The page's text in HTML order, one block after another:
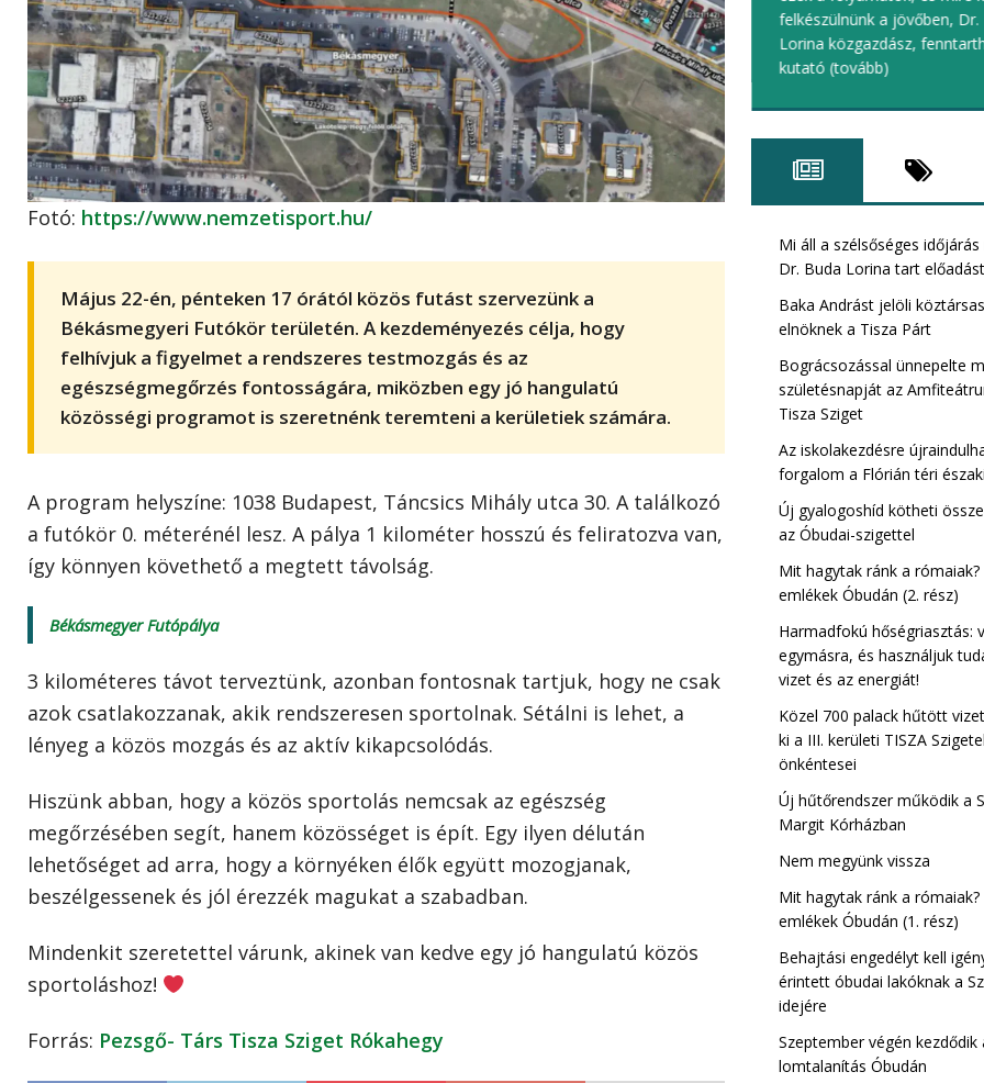
Fotó: https://www.nemzetisport.hu/
Május 22-én, pénteken 17 órától közös futást szervezünk a
Békásmegyeri Futókör területén. A kezdeményezés célja, hogy
felhívjuk a figyelmet a rendszeres testmozgás és az
egészségmegőrzés fontosságára, miközben egy jó hangulatú
közösségi programot is szeretnénk teremteni a kerületiek számára.
A program helyszíne: 1038 Budapest, Táncsics Mihály utca 30. A találkozó
a futókör 0. méterénél lesz. A pálya 1 kilométer hosszú és feliratozva van,
így könnyen követhető a megtett távolság.
Békásmegyer Futópálya
3 kilométeres távot terveztünk, azonban fontosnak tartjuk, hogy ne csak
azok csatlakozzanak, akik rendszeresen sportolnak. Sétálni is lehet, a
lényeg a közös mozgás és az aktív kikapcsolódás.
Hiszünk abban, hogy a közös sportolás nemcsak az egészség
megőrzésében segít, hanem közösséget is épít. Egy ilyen délután
lehetőséget ad arra, hogy a környéken élők együtt mozogjanak,
beszélgessenek és jól érezzék magukat a szabadban.
Mindenkit szeretettel várunk, akinek van kedve egy jó hangulatú közös
sportoláshoz!
Forrás: Pezsgő- Társ Tisza Sziget Rókahegy
egyeztetett dokumentációt a tervek
szerint heteken belül(tovább)
felkészülnünk a jövőben, Dr.
Lorina közgazdász,
kutató (tovább)
Mi áll a szélsőséges
Dr. Buda Lorina tart
Baka Andrást jelöli
elnöknek a Tisza Párt
Bográcsozással ünnepelte
születésnapját az
Tisza Sziget
Az iskolakezdésre
forgalom a Flórián téri
Új gyalogoshíd kötheti
az Óbudai-szigettel
Mit hagytak ránk a rómaiak?
emlékek Óbudán (2. rész)
Harmadfokú hőségriasztás:
egymásra, és használjuk
vizet és az energiát!
Közel 700 palack hűtött
ki a III. kerületi TISZA
önkéntesei
Új hűtőrendszer működik a
Margit Kórházban
Nem megyünk vissza
Mit hagytak ránk a rómaiak?
emlékek Óbudán (1. rész)
Behajtási engedélyt kell
érintett óbudai lakóknak a
idejére
Szeptember végén kezdődik
lomtalanítás Óbudán
Római Tisza
kerület)
Bibó István
Csillaghegy-
III. kerület